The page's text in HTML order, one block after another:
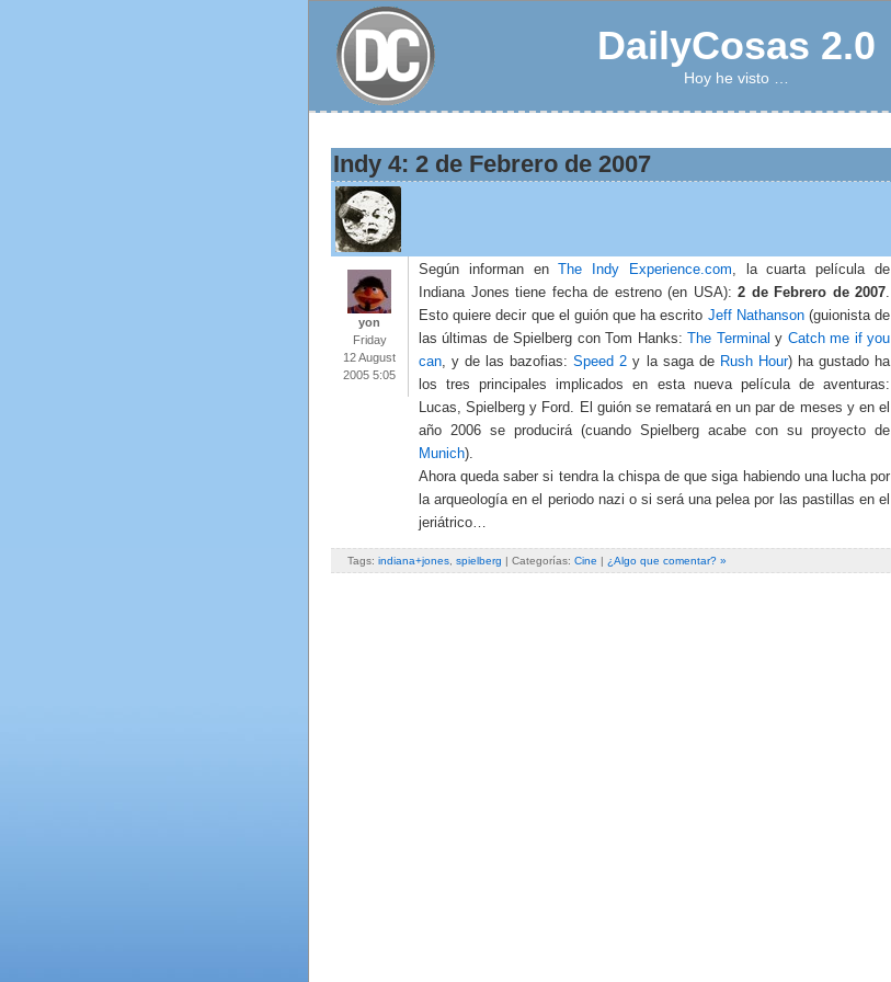
DailyCosas 2.0
Hoy he visto …
Indy 4: 2 de Febrero de 2007
yon
Friday
12 August
2005 5:05
Según informan enThe Indy Experience.com , la cuarta película de
Indiana Jones tiene fecha de estreno (en USA): 2 de Febrero de 2007
Esto quiere decir que el guión que ha escrito Jeff Nathanson(guionista de
las últimas de Spielberg con Tom Hanks:The Terminal y Catch me if you
can , y de las bazofias:Speed 2 y la saga de Rush Hour) ha gustado ha
los tres principales implicados en esta nueva película de aventuras:
Lucas, Spielberg y Ford. El guión se rematará en un par de meses y en el
año 2006 se producirá (cuando Spielberg acabe con su proyecto de
Munich).
Ahora queda saber si tendra la chispa de que siga habiendo una lucha por
la arqueología en el periodo nazi o si será una pelea por las pastillas en el
jeriátrico…
Tags: indiana+jones spielberg | Categorías: Cine | ¿Algo que comentar? »